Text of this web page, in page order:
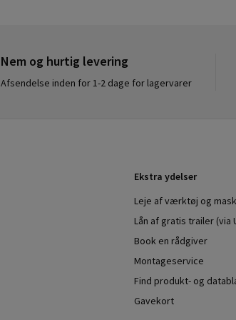
Nem og hurtig levering
Afsendelse inden for 1-2 dage for lagervarer
Ekstra ydelser
Leje af værktøj og
Lån af gratis trailer (via
Book en rådgiver
Montageservice
Find produkt- og
Gavekort